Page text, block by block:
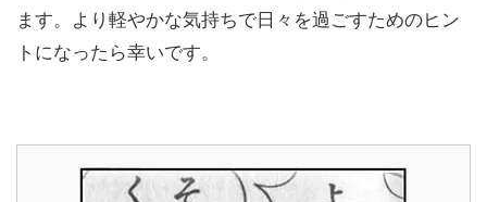
ます。より軽やかな気持ちで日々を過ごすためのヒン
トになったら幸いです。